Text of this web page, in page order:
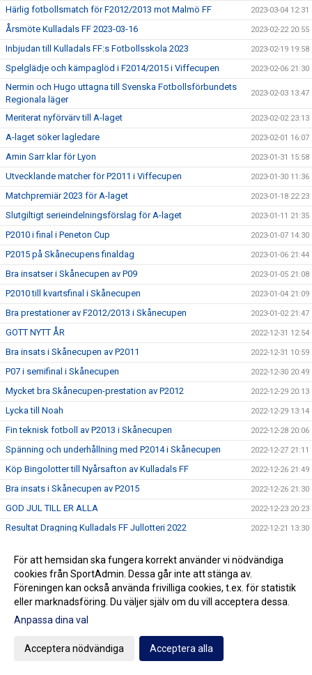
Härlig fotbollsmatch för F2012/2013 mot Malmö FF 2023-03-04 12:31
Årsmöte Kulladals FF 2023-03-16 2023-02-22 20:55
Inbjudan till Kulladals FF:s Fotbollsskola 2023 2023-02-19 19:58
Spelglädje och kämpaglöd i F2014/2015 i Viffecupen 2023-02-06 21:30
Nermin och Hugo uttagna till Svenska Fotbollsförbundets
Regionala läger
2023-02-03 13:47
Meriterat nyförvärv till A-laget 2023-02-02 23:13
A-laget söker lagledare 2023-02-01 16:07
Amin Sarr klar för Lyon 2023-01-31 15:58
Utvecklande matcher för P2011 i Viffecupen 2023-01-30 11:36
Matchpremiär 2023 för A-laget 2023-01-18 22:23
Slutgiltigt serieindelningsförslag för A-laget 2023-01-11 21:35
P2010 i final i Peneton Cup 2023-01-07 14:30
P2015 på Skånecupens finaldag 2023-01-06 21:44
Bra insatser i Skånecupen av P09 2023-01-05 21:08
P2010 till kvartsfinal i Skånecupen 2023-01-04 21:09
Bra prestationer av F2012/2013 i Skånecupen 2023-01-02 21:47
GOTT NYTT ÅR 2022-12-31 12:54
Bra insats i Skånecupen av P2011 2022-12-31 10:59
P07 i semifinal i Skånecupen 2022-12-30 20:49
Mycket bra Skånecupen-prestation av P2012 2022-12-29 20:13
Lycka till Noah 2022-12-29 13:14
Fin teknisk fotboll av P2013 i Skånecupen 2022-12-28 20:06
Spänning och underhållning med P2014 i Skånecupen 2022-12-27 21:11
Köp Bingolotter till Nyårsafton av Kulladals FF 2022-12-26 21:49
Bra insats i Skånecupen av P2015 2022-12-26 21:30
GOD JUL TILL ER ALLA 2022-12-23 20:23
Resultat Dragning Kulladals FF Jullotteri 2022 2022-12-21 13:30
Köp era Jul-Bingolotter av Kulladals FF vid ICA Kvantum
Malmborgs Mobilia
Nyförvärv och återvändare till A-laget 2022-12-10 10:07
Cupseger för P09
Bra cupspel av P2015
För att hemsidan ska fungera korrekt använder vi nödvändiga
cookies från SportAdmin. Dessa går inte att stänga av.
Föreningen kan också använda frivilliga cookies, t.ex. för statistik
eller marknadsföring. Du väljer själv om du vill acceptera dessa.
Anpassa dina val
Acceptera nödvändiga Acceptera alla